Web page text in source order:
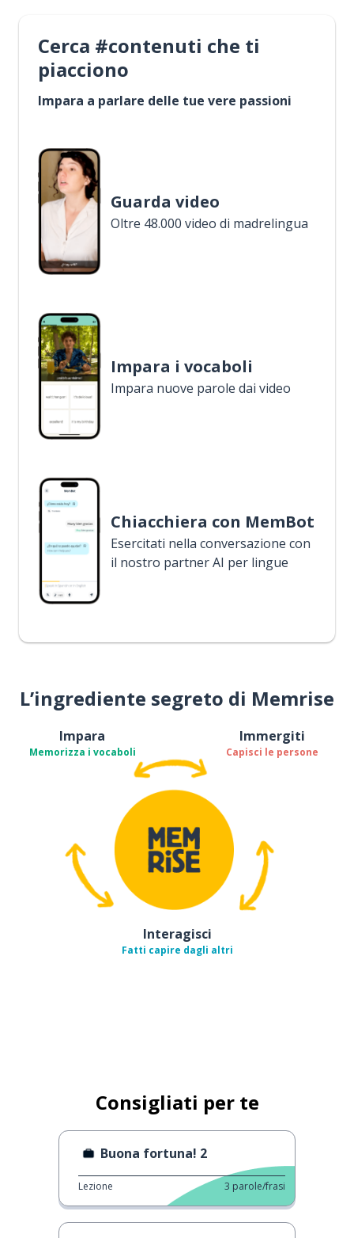
Cerca #contenuti che ti
piacciono
Impara a parlare delle tue vere passioni
Guarda video
Oltre 48.000 video di madrelingua
Impara i vocaboli
Impara nuove parole dai video
Chiacchiera con MemBot
Esercitati nella conversazione con
il nostro partner AI per lingue
L’ingrediente segreto di Memrise
Impara
Memorizza i vocaboli
Immergiti
Capisci le persone
Interagisci
Fatti capire dagli altri
Consigliati per te
Buona fortuna! 2
Lezione 3 parole/frasi